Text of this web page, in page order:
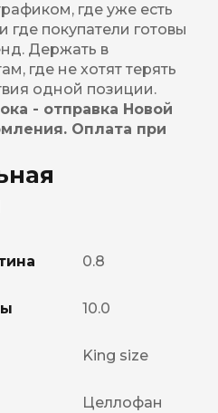
где уже есть
где покупатели готовы
Держать в
где не хотят терять
одной позиции.
- отправка Новой
Оплата при
0.8
10.0
King size
Целлофан